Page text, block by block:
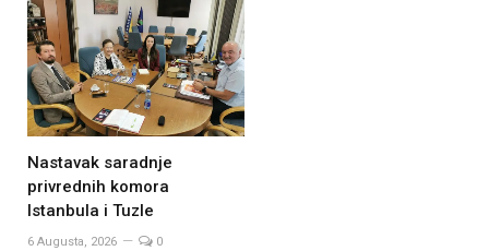
Nastavak saradnje
privrednih komora
Istanbula i Tuzle
6 Augusta, 2026 0